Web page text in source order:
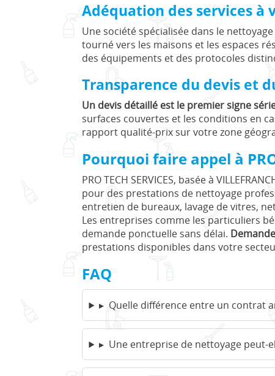
Adéquation des services à
Une société spécialisée dans le
tourné vers les maisons et les espaces
des équipements et des protocoles
Transparence du devis et
Un devis détaillé est le premier signe
surfaces couvertes et les conditions en
rapport qualité-prix sur votre zone
Pourquoi faire appel à
PRO TECH SERVICES, basée à
pour des prestations de nettoyage
entretien de bureaux, lavage de vitres,
Les entreprises comme les particuliers
demande ponctuelle sans délai.
prestations disponibles dans votre
FAQ
▸ Quelle différence entre un contrat
▸ Une entreprise de nettoyage peut-